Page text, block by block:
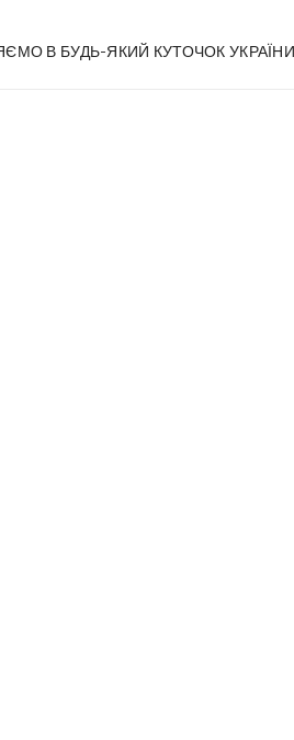
В БУДЬ-ЯКИЙ КУТОЧОК УКРАЇНИ